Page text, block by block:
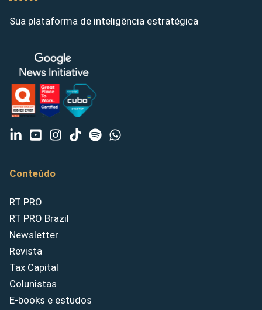
Sua plataforma de inteligência estratégica
Conteúdo
RT PRO
RT PRO Brazil
Newsletter
Revista
Tax Capital
Colunistas
E-books e estudos